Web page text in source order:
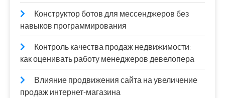
Конструктор ботов для мессенджеров без
навыков программирования
Контроль качества продаж недвижимости:
как оценивать работу менеджеров девелопера
Влияние продвижения сайта на увеличение
продаж интернет-магазина